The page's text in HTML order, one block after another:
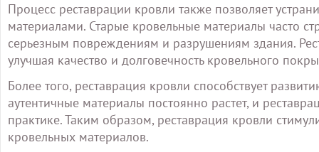
Процесс реставрации кровли также позволяет
материалами. Старые кровельные материалы часто
серьезным повреждениям и разрушениям здания.
улучшая качество и долговечность кровельного
Более того, реставрация кровли способствует
аутентичные материалы постоянно растет, и
практике. Таким образом, реставрация кровли
кровельных материалов.